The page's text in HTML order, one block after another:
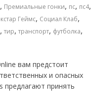
, Премиальные гонки, пс, пс4,
Геймс, Социал Клаб,
, тир, транспорт, футболка,
вам предстоит
и опасных
предлагают принять